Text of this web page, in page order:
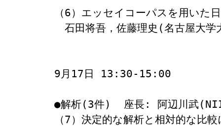
（6）エッセイコーパスを用いた
石田将吾，佐藤理史(名古屋大学
9月17日 13:30-15:00
●解析(3件)  座長: 阿辺川武
（7）決定的な解析と相対的な比